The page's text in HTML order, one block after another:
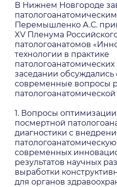
В Нижнем Новгороде
Перемышленко А.С.
XV Пленума
патологоанатомов
технологии в практике
заседании
современные вопросы
1. Вопросы
посмертной
диагностики с
современных
результатов научных
выработки
для органов